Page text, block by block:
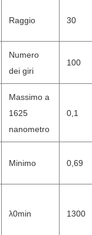
Raggio 30
Numero
dei giri
100
Massimo a
1625
nanometro
0,1
Minimo 0,69
λ0min 1300